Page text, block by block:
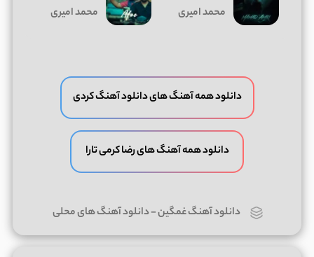
محمد امیری محمد امیری
دانلود همه آهنگ های دانلود آهنگ کردی
دانلود همه آهنگ های رضا کرمی تارا
دانلود آهنگ غمگین-دانلود آهنگ های محلی